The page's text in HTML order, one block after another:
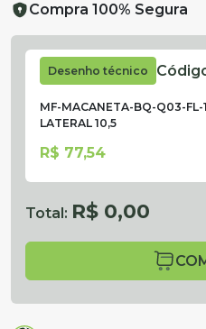
Compra 100% Segura
Desenho técnico
MF-MACANETA-BQ-Q03-
LATERAL 10,5
R$ 77,54
Total: R$ 0,00